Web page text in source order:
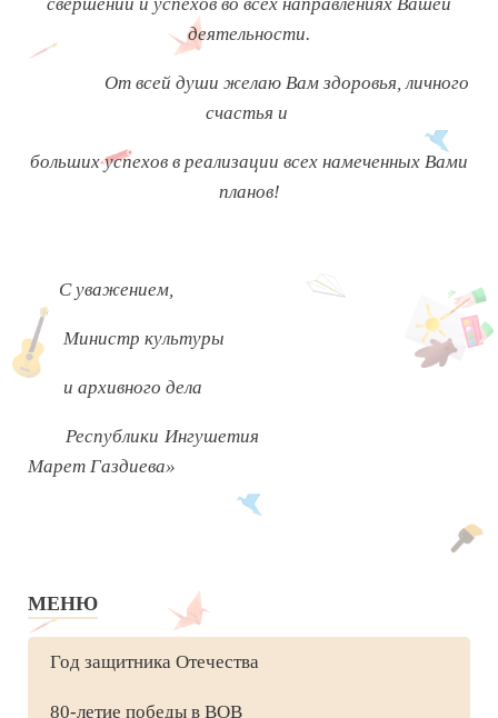
деятельности.
От всей души желаю Вам здоровья, личного
счастья и
больших успехов в реализации всех намеченных Вами
планов!
С уважением,
Министр культуры
и архивного дела
Республики Ингушетия
Марет Газдиева»
МЕНЮ
Год защитника Отечества
80-летие победы в ВОВ